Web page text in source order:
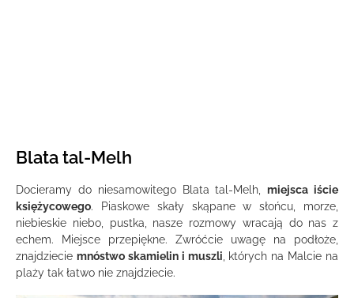
Blata tal-Melh
Docieramy do niesamowitego Blata tal-Melh,miejsca iście
księżycowego. Piaskowe skały skąpane w słońcu, morze,
niebieskie niebo, pustka, nasze rozmowy wracają do nas z
echem. Miejsce przepiękne. Zwróćcie uwagę na podłoże,
znajdziecie mnóstwo skamielin i muszli , których na Malcie na
plaży tak łatwo nie znajdziecie.